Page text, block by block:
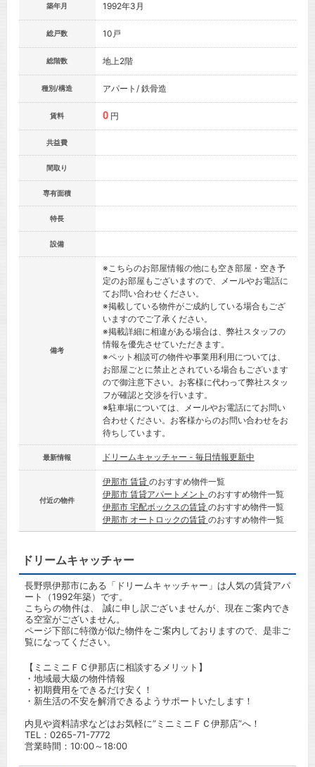
築年月 1992年3月
総戸数 10戸
総階数 地上2階
種別/構造 アパート/ 鉄骨造
賃料 0 円
共益費
間取り
専有面積
特長
設備
備考
※こちらのお部屋情報の他にも空き部屋・空き予
定のお部屋もございますので、メールやお電話に
てお問い合わせください。
※掲載している物件がご成約している場合もござ
いますのでご了承ください。
※掲載詳細に相違がある場合は、弊社スタッフの
情報を優先させていただきます。
※ペット相談可の物件や事業用利用については、
お部屋ごとに禁止とされている場合もございます
ので御注意下さい。お客様に代わって弊社スタッ
フが確認と交渉を行います。
※駐車場については、メールやお電話にてお問い
合わせください。お客様からのお問い合わせをお
待ちしています。
最新情報 ドリームキャッチャー - 毎日情報更新中
付近の物件
伊那市 賃貸 のおすすめ物件一覧
伊那市 賃貸アパートメント のおすすめ物件一覧
伊那市 宅配ボックスの賃貸 のおすすめ物件一覧
伊那市 オートロックの賃貸 のおすすめ物件一覧
ドリームキャッチャー
長野県伊那市にある「ドリームキャッチャー」は人気の賃貸アパ
ート（1992年築）です。
こちらの物件は、 誠に申し訳ございませんが、現在ご案内でき
る空室がございません。
ページ下部に特徴が似た物件をご案内しておりますので、是非ご
覧になってください。
【ミニミニＦＣ伊那店に相談するメリット】
・地域最大級の物件情報
・初期費用をできるだけ安く！
・新生活の不安を解消できるようサポートいたします！
内見や資料請求などはお気軽に”ミニミニＦＣ伊那店”へ！
TEL： 0265-71-7772
営業時間：10:00～18:00